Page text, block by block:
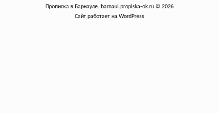
Прописка в Барнауле. barnaul.propiska-ok.ru © 2026
Сайт работает на WordPress